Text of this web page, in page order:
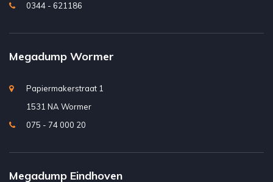
0344 - 621186
Megadump Wormer
Papiermakerstraat 1
1531 NA Wormer
075 - 74 000 20
Megadump Eindhoven